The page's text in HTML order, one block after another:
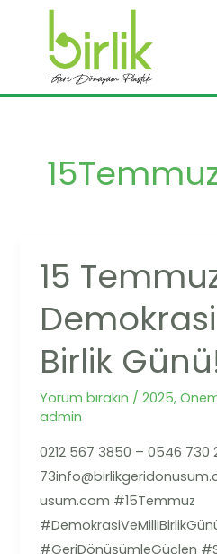
15
Birlik
Yorum bırakın /2025,
admin
0212 567 3850 – 0546 730
usum.com #15Temmuz
#GeriDönüşümleGüçlen
15
Temmuz
Demokrasi
Millî
Günü!